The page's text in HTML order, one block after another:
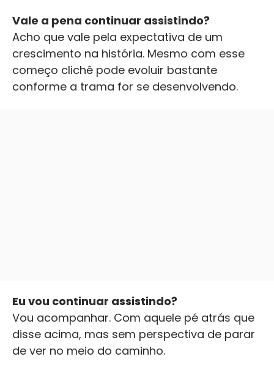
Vale a pena continuar assistindo?
Acho que vale pela expectativa de um
crescimento na história. Mesmo com esse
começo clichê pode evoluir bastante
conforme a trama for se desenvolvendo.
Eu vou continuar assistindo?
Vou acompanhar. Com aquele pé atrás que
disse acima, mas sem perspectiva de parar
de ver no meio do caminho.